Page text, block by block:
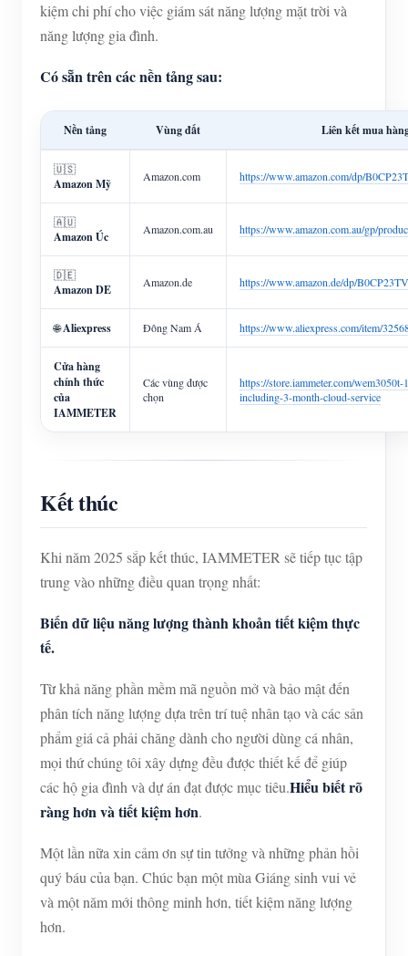
kiệm chi phí cho việc giám sát năng lượng mặt trời và
năng lượng gia đình.
Có sẵn trên các nền tảng sau:
Nền tảng Vùng đất Liên kết mua
🇺🇸
Amazon Mỹ Amazon.com https://www.amazon.com/dp/
🇦🇺
Amazon Úc Amazon.com.au https://www.amazon.com.au/gp/
🇩🇪
Amazon DE Amazon.de https://www.amazon.de/dp/
🌐Aliexpress Đông Nam Á https://www.aliexpress.com/item/
Cửa hàng
chính thức
của
IAMMETER
Các vùng được
chọn
https://store.iammeter.com/
including-3-month-cloud-service
Kết thúc
Khi năm 2025 sắp kết thúc, IAMMETER sẽ tiếp tục tập
trung vào những điều quan trọng nhất:
Biến dữ liệu năng lượng thành khoản tiết kiệm thực
tế.
Từ khả năng phần mềm mã nguồn mở và bảo mật đến
phân tích năng lượng dựa trên trí tuệ nhân tạo và các sản
phẩm giá cả phải chăng dành cho người dùng cá nhân,
mọi thứ chúng tôi xây dựng đều được thiết kế để giúp
các hộ gia đình và dự án đạt được mục tiêu.Hiểu biết rõ
ràng hơn và tiết kiệm hơn.
Một lần nữa xin cảm ơn sự tin tưởng và những phản hồi
quý báu của bạn. Chúc bạn một mùa Giáng sinh vui vẻ
và một năm mới thông minh hơn, tiết kiệm năng lượng
hơn.